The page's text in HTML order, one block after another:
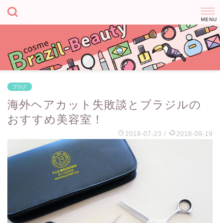
ブログ
海外ヘアカット失敗談とブラジルの
おすすめ美容室！
2018-07-23 / 2018-09-19